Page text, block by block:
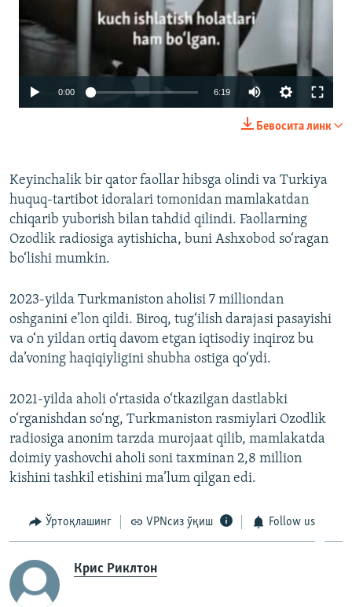
1080p
0:00 6:19
720p
1080p
Бевосита линк
Keyinchalik bir qator faollar hibsga olindi va Turkiya
huquq-tartibot idoralari tomonidan mamlakatdan
chiqarib yuborish bilan tahdid qilindi. Faollarning
Ozodlik radiosiga aytishicha, buni Ashxobod so‘ragan
bo‘lishi mumkin.
2023-yilda Turkmaniston aholisi 7 milliondan
oshganini e’lon qildi. Biroq, tug‘ilish darajasi pasayishi
va o‘n yildan ortiq davom etgan iqtisodiy inqiroz bu
da’voning haqiqiyligini shubha ostiga qo‘ydi.
2021-yilda aholi o‘rtasida o‘tkazilgan dastlabki
o‘rganishdan so‘ng, Turkmaniston rasmiylari Ozodlik
radiosiga anonim tarzda murojaat qilib, mamlakatda
doimiy yashovchi aholi soni taxminan 2,8 million
kishini tashkil etishini ma’lum qilgan edi.
Ўртоқлашинг VPNсиз ўқиш Follow us
Крис Риклтон